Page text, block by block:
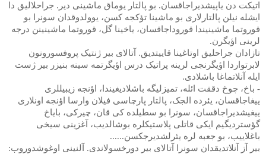
اتیکت دن یاپیشدیراجاقسان. بو پالتار یوماق ماشینی دیر. جراحلالیق دا
ایشله نیلن پالتارلاری بو ماشینا تؤکجه کسن، یوولدوقدان سونرا بو
قوروتما ماشینیندا قوروداجاقسان، یاخینا گل، قوروتما ماشینینن درجه
لرینی اؤیگرن.
تازادان جراحلیق اوتاغینا قاییتدیق. آتالای بیر ژنتیک پروفسورونون
لابرتواردا اؤیگرنجی لرینه پراتیک درس اؤیگرتمه سینه بنیزر بیر ژست
ایله آنلاتماغا باشلادی.
- باخ، چوخ دققت ائله، تمیزلیگه باشلادیغیندا، اؤنجه زیبیللری
ییغاجاقسان، یئرده الجک، پالتار پارچاسی فیلان وارسا اؤنجه اونلاری
ییغیشدیراجاقسان، سونرا بو سطیلده کی قان، چیرکی، بایاخ
گؤستردیگیم ایکی قاتلی پلاستیکلره بوشالدیب، آغزینی سیخی
باغلاییب، بو جعبه لره یئرلشدیرجکسن......
بیر آز آنلاتدیقدان سونرا آتالای بیر دورخسولاندی. آلنینی اوغوشدوروب: